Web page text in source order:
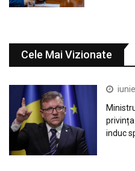
Cele Mai Vizionate
induc